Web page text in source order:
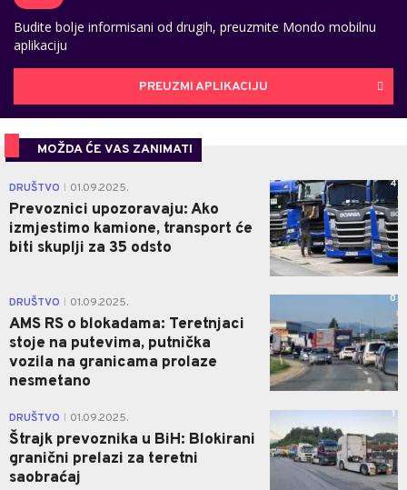
Budite bolje informisani od drugih, preuzmite Mondo mobilnu
aplikaciju
PREUZMI APLIKACIJU
MOŽDA ĆE VAS ZANIMATI
DRUŠTVO 01.09.2025.
Prevoznici upozoravaju: Ako
izmjestimo kamione, transport će
biti skuplji za 35 odsto
4
DRUŠTVO 01.09.2025.
AMS RS o blokadama: Teretnjaci
stoje na putevima, putnička
vozila na granicama prolaze
nesmetano
0
DRUŠTVO 01.09.2025.
Štrajk prevoznika u BiH: Blokirani
granični prelazi za teretni
saobraćaj
1